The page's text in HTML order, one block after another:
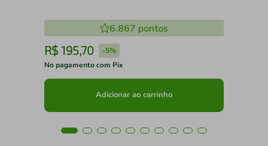
6.867 pontos
R$ 195,70 -5%
No pagamento com Pix
Adicionar ao carrinho